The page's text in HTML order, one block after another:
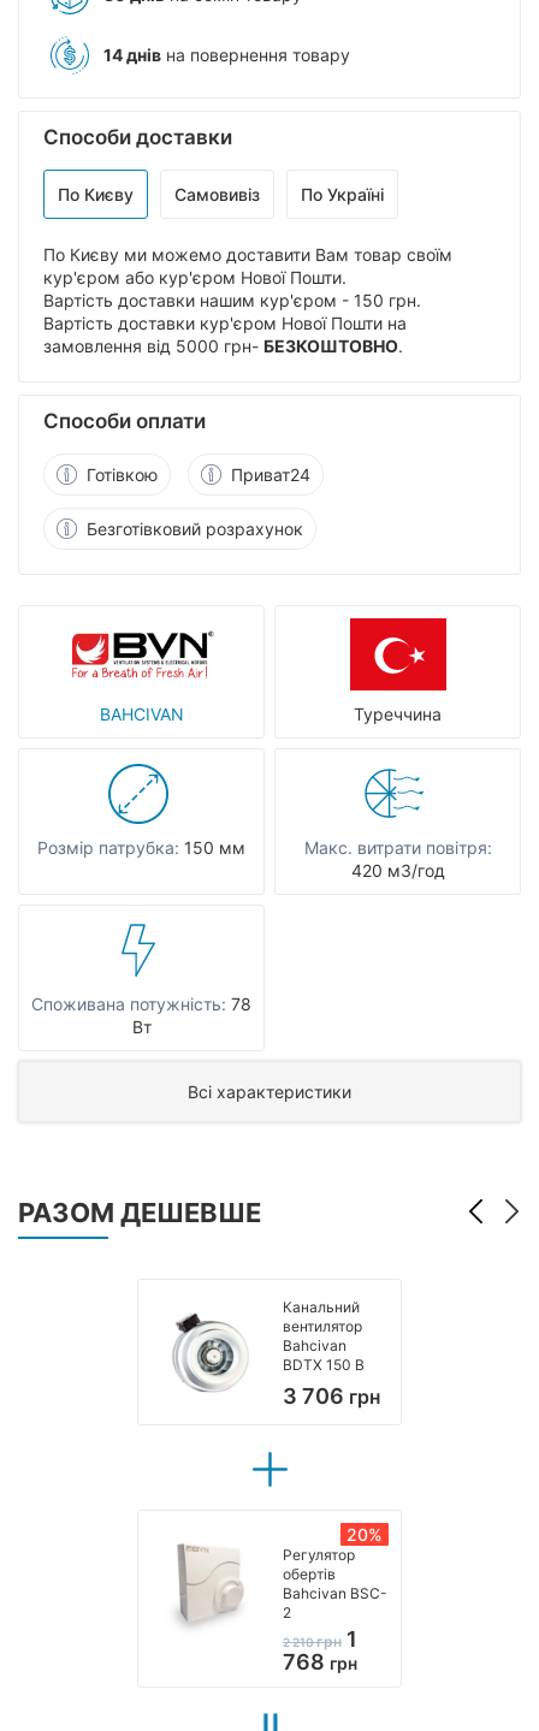
BAHCIVAN Туреччина
Розмір патрубка: 150 мм
Макс. витрати повітря:
420 мЗ/год
Споживана потужність: 78
Вт
Всі характеристики
14 днів на повернення товару
Способи доставки
По Києву Самовивіз По Україні
По Києву ми можемо доставити Вам товар своїм
кур'єром або кур'єром Нової Пошти.
Вартість доставки нашим кур'єром - 150 грн.
Вартість доставки кур'єром Нової Пошти на
замовлення від 5000 грн- БЕЗКОШТОВНО.
Способи оплати
Готівкою Приват24
Безготівковий розрахунок
РАЗОМ ДЕШЕВШЕ
Канальний
вентилятор
Bahcivan
BDTX 150 B
3 706 грн
20%
Регулятор
обертів
Bahcivan BSC-
2
2 210грн 1
768 грн